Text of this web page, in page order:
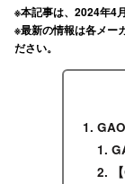
※本記事は、2024年4
※最新の情報は各メー
ださい。